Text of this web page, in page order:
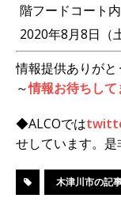
階フードコート内
2020年8月8日（
情報提供ありがと
～情報お待ちして
◆ALCOでは
せしています。是
木津川市の記